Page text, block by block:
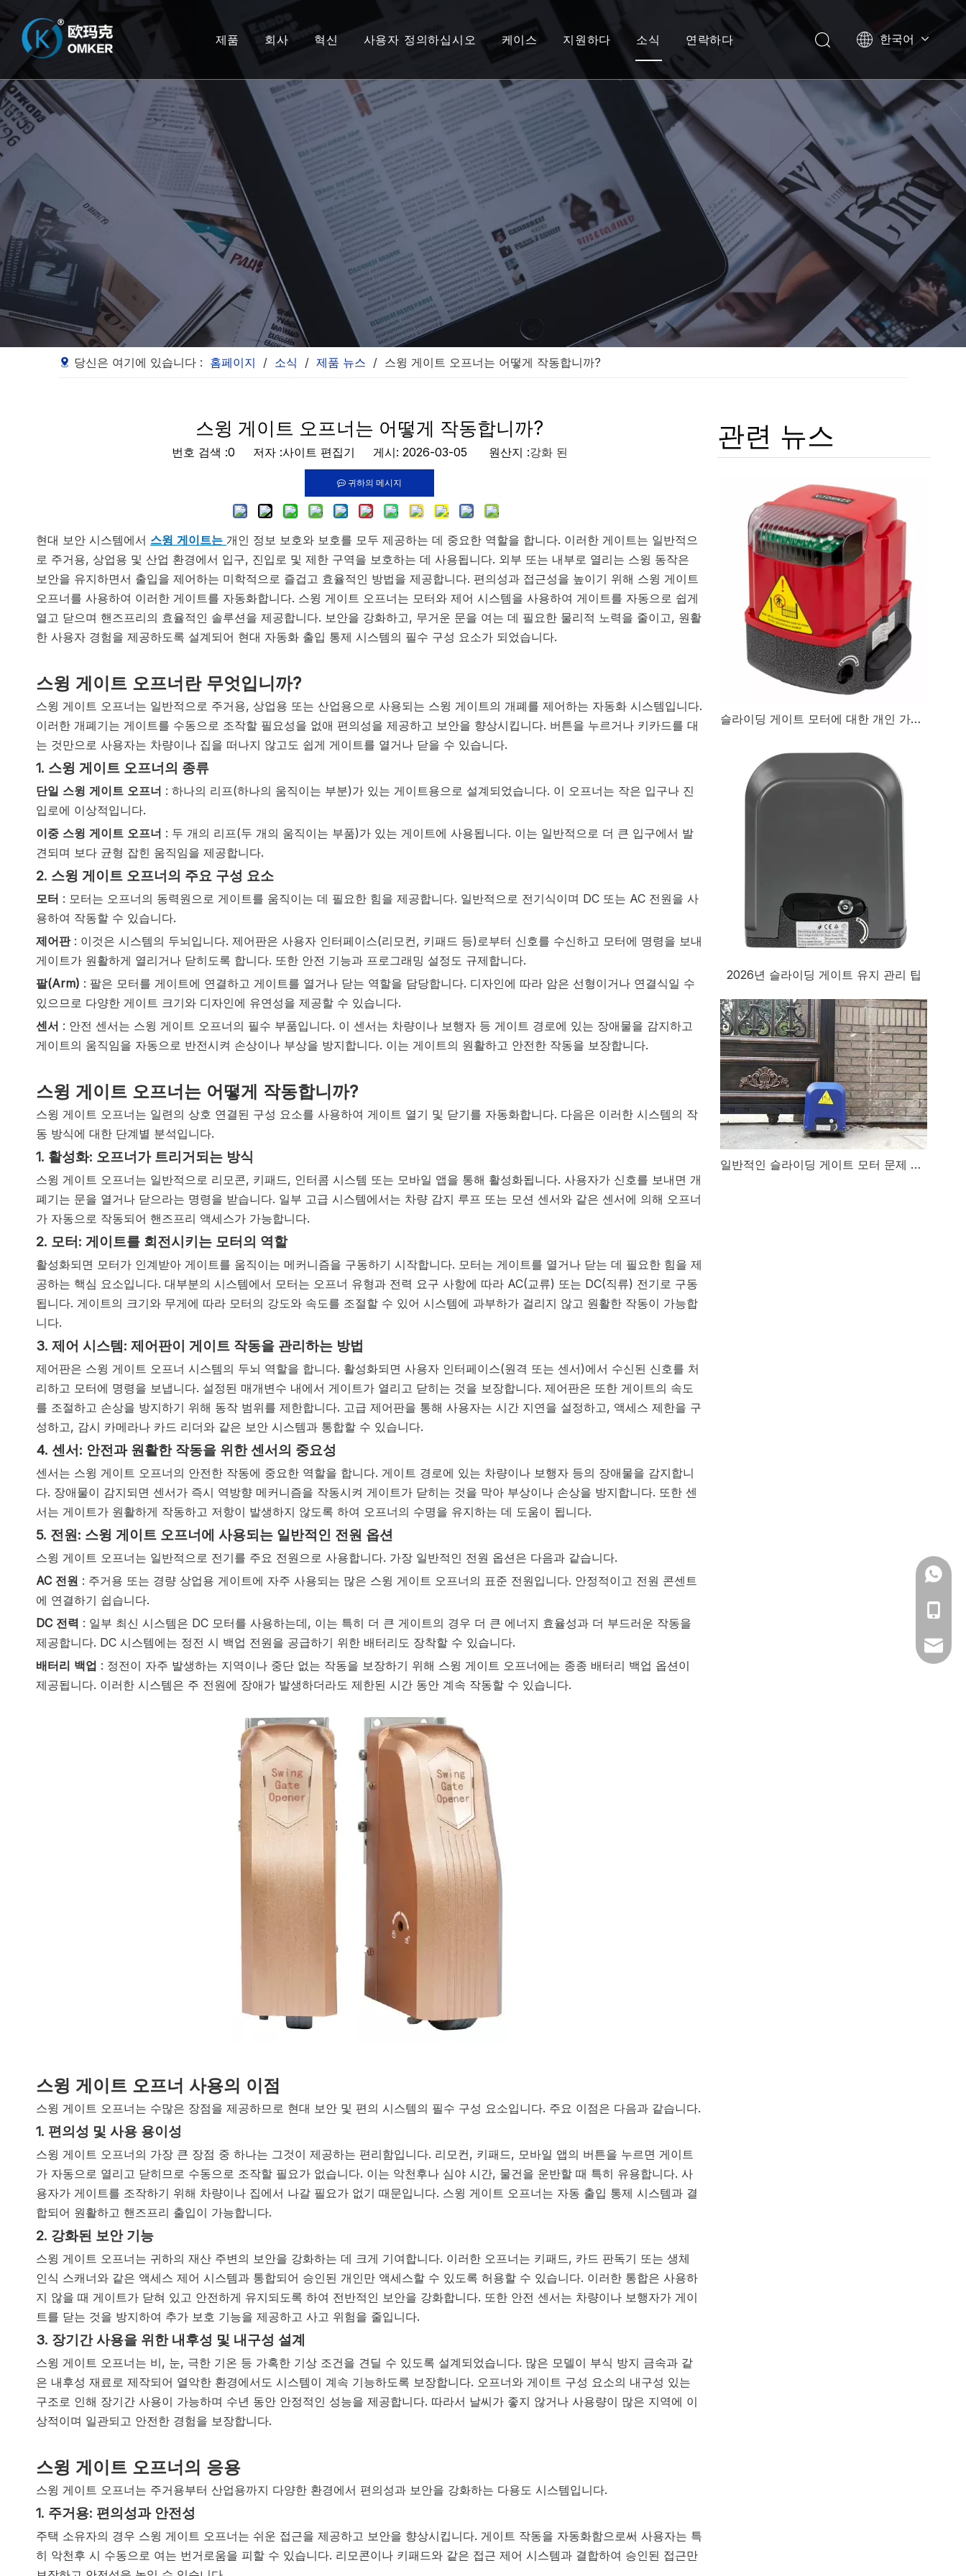
제품 회사 혁신 사용자 정의하십시오 케이스 지원하다 소식 연락하다 한국어
العربية
Pусский
Español
Português
당신은 여기에 있습니다 : 홈페이지 / 소식 / 제품 뉴스 / 스윙 게이트 오프너는 어떻게 작동합니까?
스윙 게이트 오프너는 어떻게 작동합니까?
번호 검색 :0 저자 :사이트 편집기 게시: 2026-03-05 원산지 :강화 된
귀하의 메시지
현대 보안 시스템에서 스윙 게이트는 개인 정보 보호와 보호를 모두 제공하는 데 중요한 역할을 합니다. 이러한 게이트는 일반적으
로 주거용, 상업용 및 산업 환경에서 입구, 진입로 및 제한 구역을 보호하는 데 사용됩니다. 외부 또는 내부로 열리는 스윙 동작은
보안을 유지하면서 출입을 제어하는 ​​미학적으로 즐겁고 효율적인 방법을 제공합니다. 편의성과 접근성을 높이기 위해 스윙 게이트
오프너를 사용하여 이러한 게이트를 자동화합니다. 스윙 게이트 오프너는 모터와 제어 시스템을 사용하여 게이트를 자동으로 쉽게
열고 닫으며 핸즈프리의 효율적인 솔루션을 제공합니다. 보안을 강화하고, 무거운 문을 여는 데 필요한 물리적 노력을 줄이고, 원활
한 사용자 경험을 제공하도록 설계되어 현대 자동화 출입 통제 시스템의 필수 구성 요소가 되었습니다.
스윙 게이트 오프너란 무엇입니까?
스윙 게이트 오프너는 일반적으로 주거용, 상업용 또는 산업용으로 사용되는 스윙 게이트의 개폐를 제어하는 ​​자동화 시스템입니다.
이러한 개폐기는 게이트를 수동으로 조작할 필요성을 없애 편의성을 제공하고 보안을 향상시킵니다. 버튼을 누르거나 키카드를 대
는 것만으로 사용자는 차량이나 집을 떠나지 않고도 쉽게 게이트를 열거나 닫을 수 있습니다.
1. 스윙 게이트 오프너의 종류
단일 스윙 게이트 오프너 : 하나의 리프(하나의 움직이는 부분)가 있는 게이트용으로 설계되었습니다. 이 오프너는 작은 입구나 진
입로에 이상적입니다.
이중 스윙 게이트 오프너 : 두 개의 리프(두 개의 움직이는 부품)가 있는 게이트에 사용됩니다. 이는 일반적으로 더 큰 입구에서 발
견되며 보다 균형 잡힌 움직임을 제공합니다.
2. 스윙 게이트 오프너의 주요 구성 요소
모터 : 모터는 오프너의 동력원으로 게이트를 움직이는 데 필요한 힘을 제공합니다. 일반적으로 전기식이며 DC 또는 AC 전원을 사
용하여 작동할 수 있습니다.
제어판 : 이것은 시스템의 두뇌입니다. 제어판은 사용자 인터페이스(리모컨, 키패드 등)로부터 신호를 수신하고 모터에 명령을 보내
게이트가 원활하게 열리거나 닫히도록 합니다. 또한 안전 기능과 프로그래밍 설정도 규제합니다.
팔(Arm) : 팔은 모터를 게이트에 연결하고 게이트를 열거나 닫는 역할을 담당합니다. 디자인에 따라 암은 선형이거나 연결식일 수
있으므로 다양한 게이트 크기와 디자인에 유연성을 제공할 수 있습니다.
센서 : 안전 센서는 스윙 게이트 오프너의 필수 부품입니다. 이 센서는 차량이나 보행자 등 게이트 경로에 있는 장애물을 감지하고
게이트의 움직임을 자동으로 반전시켜 손상이나 부상을 방지합니다. 이는 게이트의 원활하고 안전한 작동을 보장합니다.
스윙 게이트 오프너는 어떻게 작동합니까?
스윙 게이트 오프너는 일련의 상호 연결된 구성 요소를 사용하여 게이트 열기 및 닫기를 자동화합니다. 다음은 이러한 시스템의 작
동 방식에 대한 단계별 분석입니다.
1. 활성화: 오프너가 트리거되는 방식
스윙 게이트 오프너는 일반적으로 리모콘, 키패드, 인터콤 시스템 또는 모바일 앱을 통해 활성화됩니다. 사용자가 신호를 보내면 개
폐기는 문을 열거나 닫으라는 명령을 받습니다. 일부 고급 시스템에서는 차량 감지 루프 또는 모션 센서와 같은 센서에 의해 오프너
가 자동으로 작동되어 핸즈프리 액세스가 가능합니다.
2. 모터: 게이트를 회전시키는 모터의 역할
활성화되면 모터가 인계받아 게이트를 움직이는 메커니즘을 구동하기 시작합니다. 모터는 게이트를 열거나 닫는 데 필요한 힘을 제
공하는 핵심 요소입니다. 대부분의 시스템에서 모터는 오프너 유형과 전력 요구 사항에 따라 AC(교류) 또는 DC(직류) 전기로 구동
됩니다. 게이트의 크기와 무게에 따라 모터의 강도와 속도를 조절할 수 있어 시스템에 과부하가 걸리지 않고 원활한 작동이 가능합
니다.
3. 제어 시스템: 제어판이 게이트 작동을 관리하는 방법
제어판은 스윙 게이트 오프너 시스템의 두뇌 역할을 합니다. 활성화되면 사용자 인터페이스(원격 또는 센서)에서 수신된 신호를 처
리하고 모터에 명령을 보냅니다. 설정된 매개변수 내에서 게이트가 열리고 닫히는 것을 보장합니다. 제어판은 또한 게이트의 속도
를 조절하고 손상을 방지하기 위해 동작 범위를 제한합니다. 고급 제어판을 통해 사용자는 시간 지연을 설정하고, 액세스 제한을 구
성하고, 감시 카메라나 카드 리더와 같은 보안 시스템과 통합할 수 있습니다.
4. 센서: 안전과 원활한 작동을 위한 센서의 중요성
센서는 스윙 게이트 오프너의 안전한 작동에 중요한 역할을 합니다. 게이트 경로에 있는 차량이나 보행자 등의 장애물을 감지합니
다. 장애물이 감지되면 센서가 즉시 역방향 메커니즘을 작동시켜 게이트가 닫히는 것을 막아 부상이나 손상을 방지합니다. 또한 센
서는 게이트가 원활하게 작동하고 저항이 발생하지 않도록 하여 오프너의 수명을 유지하는 데 도움이 됩니다.
5. 전원: 스윙 게이트 오프너에 사용되는 일반적인 전원 옵션
스윙 게이트 오프너는 일반적으로 전기를 주요 전원으로 사용합니다. 가장 일반적인 전원 옵션은 다음과 같습니다.
AC 전원 : 주거용 또는 경량 상업용 게이트에 자주 사용되는 많은 스윙 게이트 오프너의 표준 전원입니다. 안정적이고 전원 콘센트
에 연결하기 쉽습니다.
DC 전력 : 일부 최신 시스템은 DC 모터를 사용하는데, 이는 특히 더 큰 게이트의 경우 더 큰 에너지 효율성과 더 부드러운 작동을
제공합니다. DC 시스템에는 정전 시 백업 전원을 공급하기 위한 배터리도 장착할 수 있습니다.
배터리 백업 : 정전이 자주 발생하는 지역이나 중단 없는 작동을 보장하기 위해 스윙 게이트 오프너에는 종종 배터리 백업 옵션이
제공됩니다. 이러한 시스템은 주 전원에 장애가 발생하더라도 제한된 시간 동안 계속 작동할 수 있습니다.
스윙 게이트 오프너 사용의 이점
스윙 게이트 오프너는 수많은 장점을 제공하므로 현대 보안 및 편의 시스템의 필수 구성 요소입니다. 주요 이점은 다음과 같습니다.
1. 편의성 및 사용 용이성
스윙 게이트 오프너의 가장 큰 장점 중 하나는 그것이 제공하는 편리함입니다. 리모컨, 키패드, 모바일 앱의 버튼을 누르면 게이트
가 자동으로 열리고 닫히므로 수동으로 조작할 필요가 없습니다. 이는 악천후나 심야 시간, 물건을 운반할 때 특히 유용합니다. 사
용자가 게이트를 조작하기 위해 차량이나 집에서 나갈 필요가 없기 때문입니다. 스윙 게이트 오프너는 자동 출입 통제 시스템과 결
합되어 원활하고 핸즈프리 출입이 가능합니다.
2. 강화된 보안 기능
스윙 게이트 오프너는 귀하의 재산 주변의 보안을 강화하는 데 크게 기여합니다. 이러한 오프너는 키패드, 카드 판독기 또는 생체
인식 스캐너와 같은 액세스 제어 시스템과 통합되어 승인된 개인만 액세스할 수 있도록 허용할 수 있습니다. 이러한 통합은 사용하
지 않을 때 게이트가 닫혀 있고 안전하게 유지되도록 하여 전반적인 보안을 강화합니다. 또한 안전 센서는 차량이나 보행자가 게이
트를 닫는 것을 방지하여 추가 보호 기능을 제공하고 사고 위험을 줄입니다.
3. 장기간 사용을 위한 내후성 및 내구성 설계
스윙 게이트 오프너는 비, 눈, 극한 기온 등 가혹한 기상 조건을 견딜 수 있도록 설계되었습니다. 많은 모델이 부식 방지 금속과 같
은 내후성 재료로 제작되어 열악한 환경에서도 시스템이 계속 기능하도록 보장합니다. 오프너와 게이트 구성 요소의 내구성 있는
구조로 인해 장기간 사용이 가능하며 수년 동안 안정적인 성능을 제공합니다. 따라서 날씨가 좋지 않거나 사용량이 많은 지역에 이
상적이며 일관되고 안전한 경험을 보장합니다.
스윙 게이트 오프너의 응용
스윙 게이트 오프너는 주거용부터 산업용까지 다양한 환경에서 편의성과 보안을 강화하는 다용도 시스템입니다.
1. 주거용: 편의성과 안전성
주택 소유자의 경우 스윙 게이트 오프너는 쉬운 접근을 제공하고 보안을 향상시킵니다. 게이트 작동을 자동화함으로써 사용자는 특
히 악천후 시 수동으로 여는 번거로움을 피할 수 있습니다. 리모콘이나 키패드와 같은 접근 제어 시스템과 결합하여 승인된 접근만
관련 뉴스
슬라이딩 게이트 모터에 대한 개인 가이드: 유형, 이점 및 설치 팁
2026년 슬라이딩 게이트 유지 관리 팁
일반적인 슬라이딩 게이트 모터 문제 및 해결 방법
+86
+86
+86-